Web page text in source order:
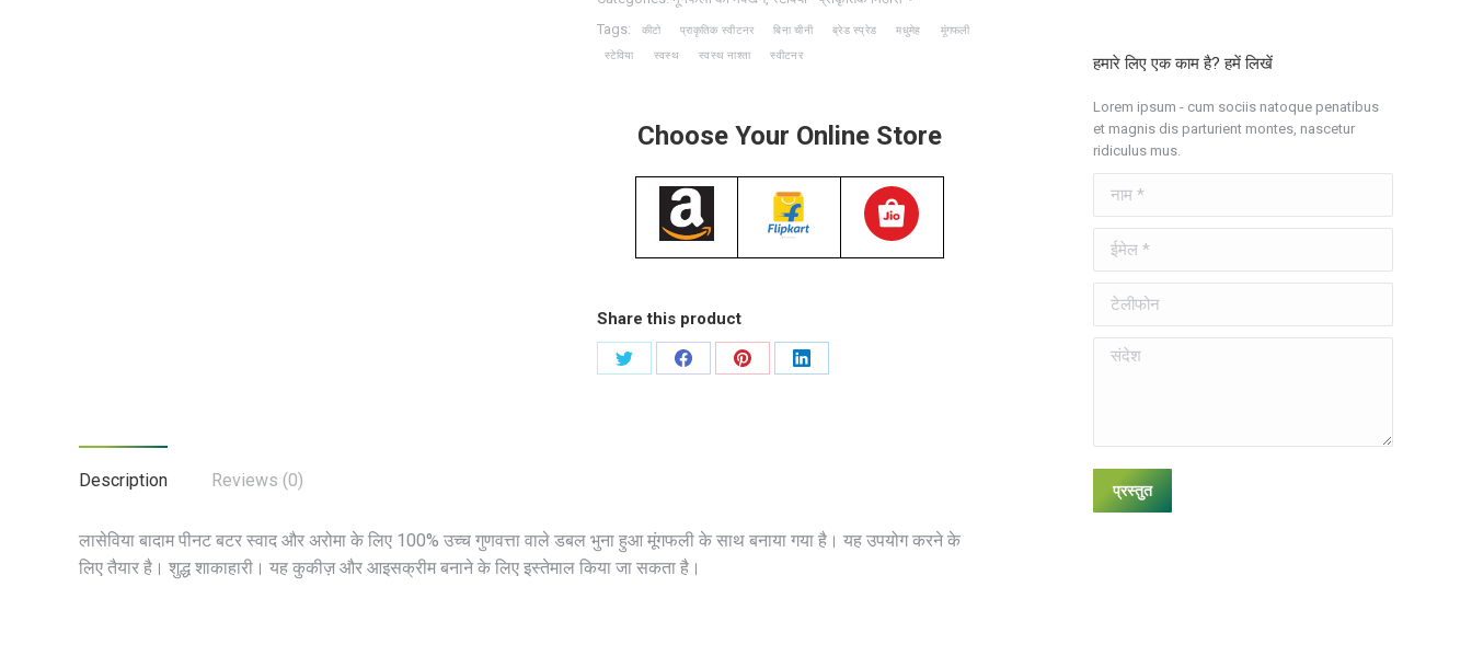
Tags:
कीटो प्राकृतिक स्वीटनर बिना चीनी ब्रेड स्प्रेड मधुमेह मूंगफली
स्टेविया स्वस्थ स्वस्थ नाश्ता स्वीटनर
Choose Your Online Store
Share this product
शेयर
शेयर
शेयर
शेयर
Description
Reviews (0)
लासेविया बादाम पीनट बटर स्वाद और अरोमा के लिए 100% उच्च गुणवत्ता वाले डबल भुना हुआ मूंगफली के साथ बनाया गया है। यह उपयोग करने के
लिए तैयार है। शुद्ध शाकाहारी। यह कुकीज़ और आइसक्रीम बनाने के लिए इस्तेमाल किया जा सकता है।
हमारे लिए एक काम है? हमें लिखें
Lorem ipsum - cum sociis natoque penatibus
et magnis dis parturient montes, nascetur
ridiculus mus.
ईमेल *
टेलीफोन
संदेश
प्रस्तुत